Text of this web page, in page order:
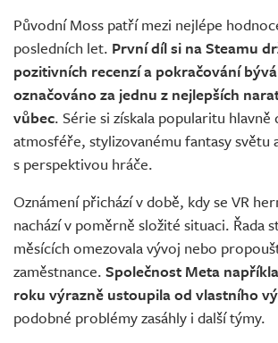
Původní Moss patří mezi nejlépe
posledních let. První díl si na Steamu
pozitivních recenzí a pokračování
označováno za jednu z nejlepších
vůbec. Série si získala popularitu hlavně
atmosféře, stylizovanému fantasy světu
s perspektivou hráče.
Oznámení přichází v době, kdy se VR
nachází v poměrně složité situaci. Řada
měsících omezovala vývoj nebo
zaměstnance. Společnost Meta
roku výrazně ustoupila od vlastního
podobné problémy zasáhly i další týmy.